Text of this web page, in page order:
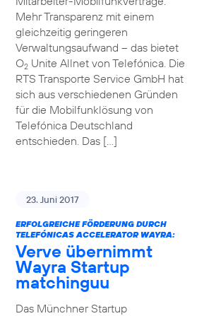
Mehr Transparenz mit einem
gleichzeitig geringeren
Verwaltungsaufwand – das bietet
O2Unite Allnet von Telefónica. Die
RTS Transporte Service GmbH hat
sich aus verschiedenen Gründen
für die Mobilfunklösung von
Telefónica Deutschland
entschieden. Das […]
23. Juni 2017
ERFOLGREICHE FÖRDERUNG DURCH
TELEFÓNICAS ACCELERATOR WAYRA:
Verve übernimmt
Wayra Startup
matchinguu
Das Münchner Startup